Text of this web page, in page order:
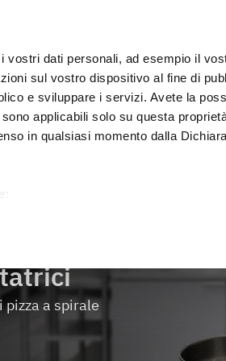
vostri dati personali, ad esempio il
sul vostro dispositivo al fine di
e sviluppare i servizi. Avete la
applicabili solo su questa
in qualsiasi momento dalla
attivamente alla ricerca
Dichiarazione sui cookie.
possa usufruire del servizio
il nostro traffico.
di analisi dei dati web, pubblicità e
Confezionamento
a spirale